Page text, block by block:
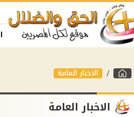
الاخبار العامة
الاخبار العامة